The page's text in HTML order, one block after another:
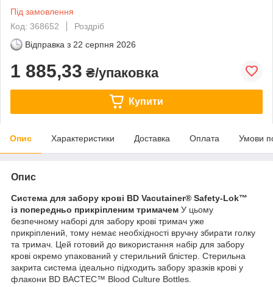
Під замовлення
Код: 368652
Роздріб
Відправка з 22 серпня 2026
1 885,33 ₴/упаковка
Купити
Опис Характеристики Доставка Оплата Умови
Опис
Система для забору крові BD Vacutainer® Safety-Lok™
із попередньо прикріпленим тримачем У цьому
безпечному наборі для забору крові тримач уже
прикріплений, тому немає необхідності вручну збирати голку
та тримач. Цей готовий до використання набір для забору
крові окремо упакований у стерильний блістер. Стерильна
закрита система ідеально підходить забору зразків крові у
флакони BD BACTEC™ Blood Culture Bottles.